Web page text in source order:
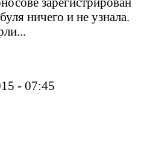
ничего и не узнала.
- 07:45